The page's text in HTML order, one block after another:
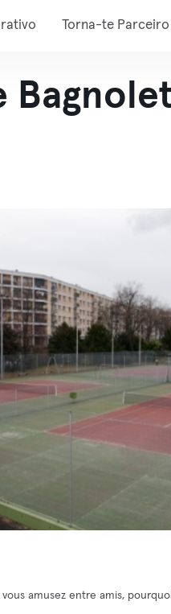
Torna-te Parceiro
amusez entre amis,